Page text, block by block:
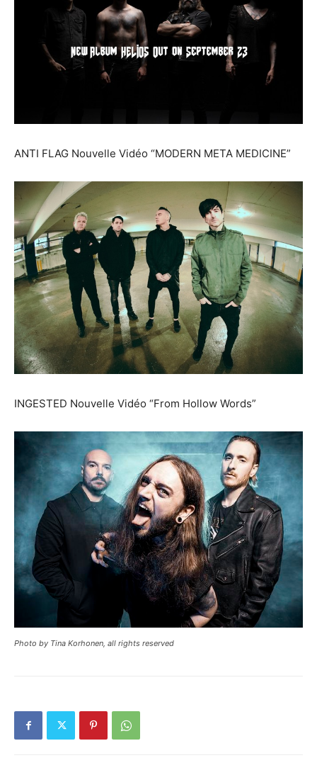
ANTI FLAG Nouvelle Vidéo “MODERN META MEDICINE”
INGESTED Nouvelle Vidéo “From Hollow Words”
Photo by Tina Korhonen, all rights reserved